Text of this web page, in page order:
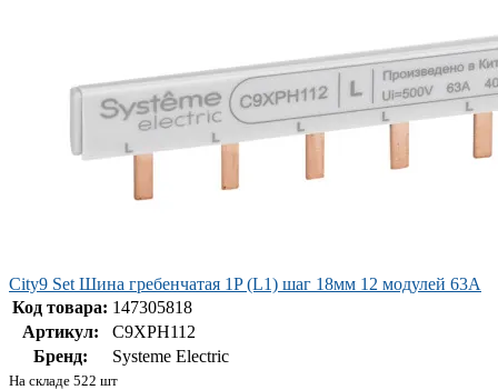
City9 Set Шина гребенчатая 1P (L1) шаг 18мм 12 модулей 63А
Код товара: 147305818
Артикул:
C9XPH112
Бренд:
Systeme Electric
На складе 522 шт